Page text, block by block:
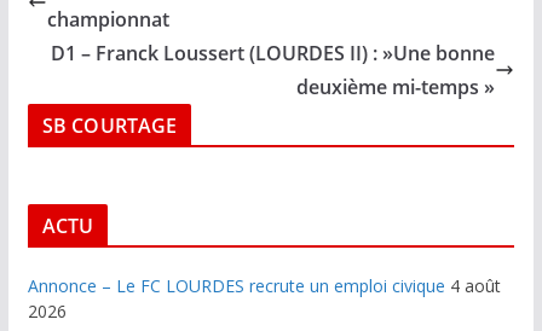
championnat
D1 – Franck Loussert (LOURDES II) : »Une bonne
deuxième mi-temps »
SB COURTAGE
ACTU
Annonce – Le FC LOURDES recrute un emploi civique 4 août
2026